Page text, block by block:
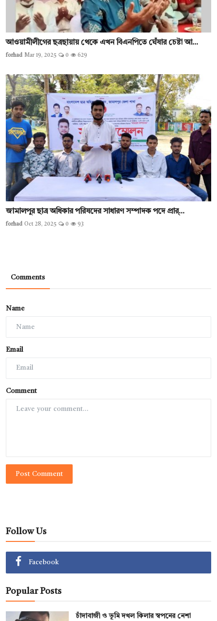
আওয়ামীলীগের ছত্রছায়ায় থেকে এখন বিএনপিতে ঘেঁষার চেষ্টা আ...
forhad Mar 19, 2025 0 629
জামালপুর ছাত্র অধিকার পরিষদের সাধারণ সম্পাদক পদে প্রার্...
forhad Oct 28, 2025 0 93
Comments
Name
Email
Comment
Post Comment
Follow Us
Facebook
Popular Posts
চাঁদাবাজী ও ভূমি দখল কিলার স্বপনের নেশা